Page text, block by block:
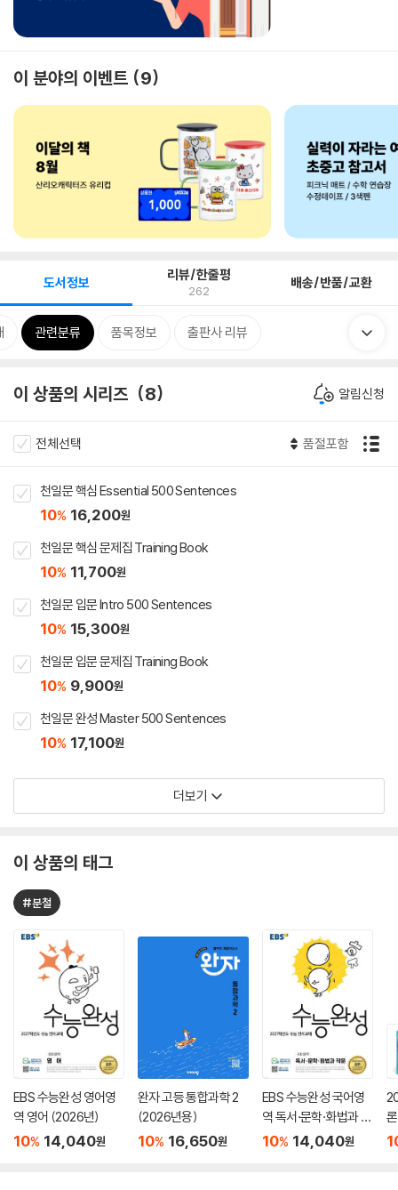
이 분야의 이벤트 9
도서정보 리뷰/한줄평
262 배송/반품/교환
관련분류 품목정보 출판사 리뷰
이 상품의 시리즈 8 알림신청
전체선택 품절포함
천일문 핵심 Essential 500 Sentences
10% 16,200원
천일문 핵심 문제집 Training Book
10% 11,700원
천일문 입문 Intro 500 Sentences
10% 15,300원
천일문 입문 문제집 Training Book
10% 9,900원
천일문 완성 Master 500 Sentences
10% 17,100원
더보기
이 상품의 태그
#분철
EBS 수능완성 영어영
역 영어 (2026년)
10% 14,040원
완자 고등 통합과학 2
(2026년용)
10% 16,650원
EBS 수능완성 국어영
역 독서·문학·화법과 작
문 (2026년)
10% 14,040원
(